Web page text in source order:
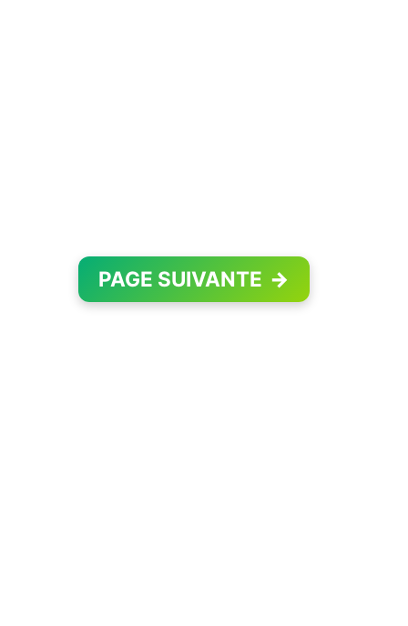
PAGE SUIVANTE →